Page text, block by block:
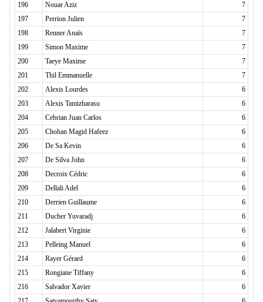
196
Nouar Aziz
7
197
Perrion Julien
7
198
Renner Anaïs
7
199
Simon Maxime
7
200
Taeye Maxime
7
201
Thil Emmanuelle
7
202
Alexis Lourdes
6
203
Alexis Tamizharasu
6
204
Cebrian Juan Carlos
6
205
Chohan Magid Hafeez
6
206
De Sa Kevin
6
207
De Silva John
6
208
Decroix Cédric
6
209
Dellali Adel
6
210
Derrien Guillaume
6
211
Ducher Yuvaradj
6
212
Jalabert Virginie
6
213
Pelleing Manuel
6
214
Rayer Gérard
6
215
Rongiane Tiffany
6
216
Salvador Xavier
6